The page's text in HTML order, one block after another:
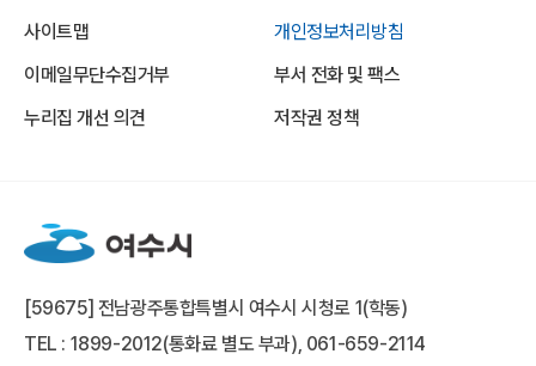
사이트맵
개인정보처리방침
이메일무단수집거부
부서 전화 및 팩스
누리집 개선 의견
저작권 정책
[59675] 전남광주통합특별시 여수시 시청로 1(학동)
TEL : 1899-2012(통화료 별도 부과), 061-659-2114